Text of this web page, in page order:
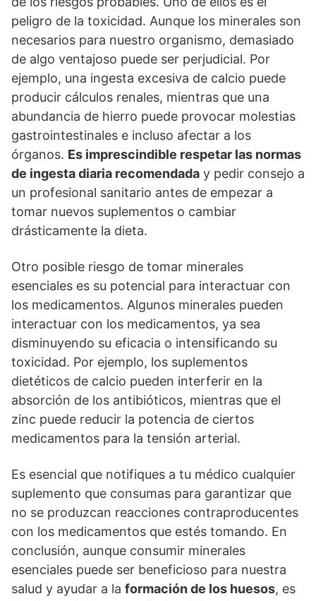
peligro de la toxicidad. Aunque los minerales son
necesarios para nuestro organismo, demasiado
de algo ventajoso puede ser perjudicial. Por
ejemplo, una ingesta excesiva de calcio puede
producir cálculos renales, mientras que una
abundancia de hierro puede provocar molestias
gastrointestinales e incluso afectar a los
órganos. Es imprescindible respetar las normas
de ingesta diaria recomendada y pedir consejo a
un profesional sanitario antes de empezar a
tomar nuevos suplementos o cambiar
drásticamente la dieta.
Otro posible riesgo de tomar minerales
esenciales es su potencial para interactuar con
los medicamentos. Algunos minerales pueden
interactuar con los medicamentos, ya sea
disminuyendo su eficacia o intensificando su
toxicidad. Por ejemplo, los suplementos
dietéticos de calcio pueden interferir en la
absorción de los antibióticos, mientras que el
zinc puede reducir la potencia de ciertos
medicamentos para la tensión arterial.
Es esencial que notifiques a tu médico cualquier
suplemento que consumas para garantizar que
no se produzcan reacciones contraproducentes
con los medicamentos que estés tomando. En
conclusión, aunque consumir minerales
esenciales puede ser beneficioso para nuestra
salud y ayudar a la formación de los huesos, es